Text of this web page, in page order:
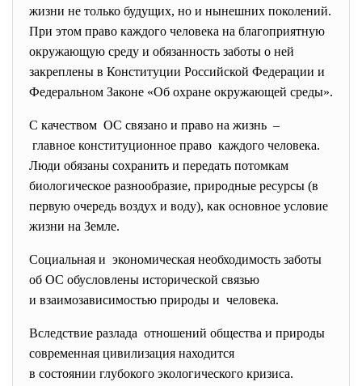
жизни не только будущих, но и нынешних поколений.
При этом право каждого человека на благоприятную
окружающую среду и обязанность заботы о ней
закреплены в Конституции Российской Федерации и
Федеральном Законе «Об охране окружающей среды».
С качеством ОС связано и право на жизнь –
главное конституционное право каждого человека.
Люди обязаны сохранить и передать потомкам
биологическое разнообразие, природные ресурсы (в
первую очередь воздух и воду), как основное условие
жизни на Земле.
Социальная и экономическая необходимость заботы
об ОС обусловлены исторической связью
и взаимозависимостью природы и человека.
Вследствие разлада отношений общества и природы
современная цивилизация находится
в состоянии глубокого экологического кризиса.